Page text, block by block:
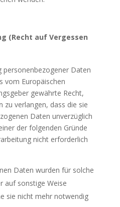
(Recht auf Vergessen
personenbezogener Daten
vom Europäischen
gewährte Recht,
zu verlangen, dass die sie
Daten unverzüglich
der folgenden Gründe
nicht erforderlich
Daten wurden für solche
auf sonstige Weise
sie nicht mehr notwendig